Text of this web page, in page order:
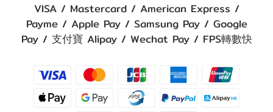
VISA / Mastercard / American Express /
Payme / Apple Pay / Samsung Pay / Google
Pay / 支付寶 Alipay / Wechat Pay / FPS轉數快